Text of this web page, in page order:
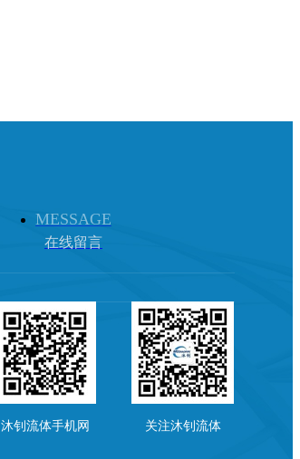
MESSAGE
在线留言
沐钊流体手机网 关注沐钊流体